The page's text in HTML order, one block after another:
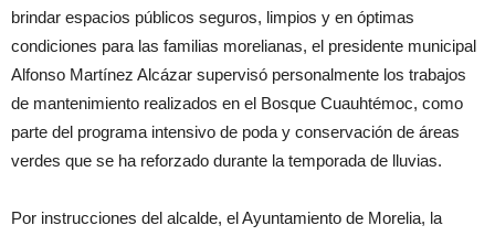
brindar espacios públicos seguros, limpios y en óptimas
condiciones para las familias morelianas, el presidente municipal
Alfonso Martínez Alcázar supervisó personalmente los trabajos
de mantenimiento realizados en el Bosque Cuauhtémoc, como
parte del programa intensivo de poda y conservación de áreas
verdes que se ha reforzado durante la temporada de lluvias.
Por instrucciones del alcalde, el Ayuntamiento de Morelia, la